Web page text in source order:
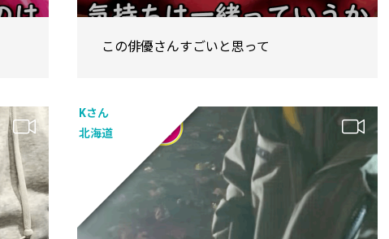
この俳優さんすごいと思って
Kさん
北海道